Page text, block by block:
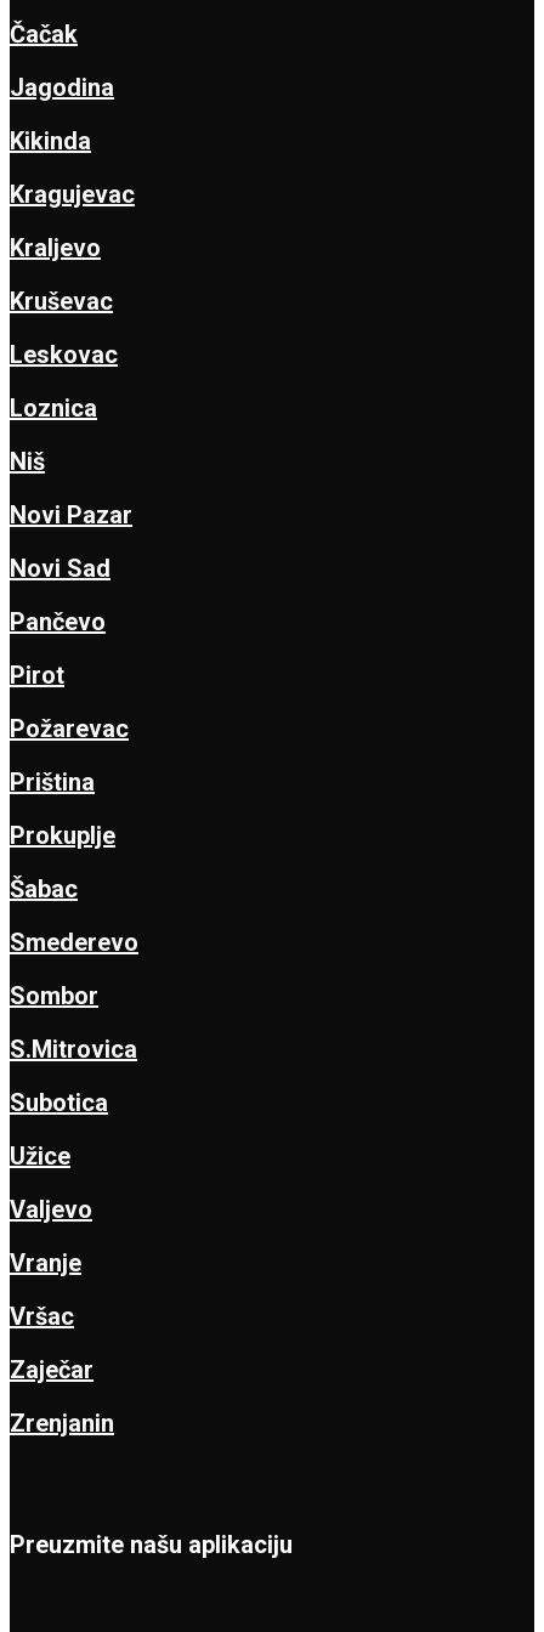
Čačak
Jagodina
Kikinda
Kragujevac
Kraljevo
Kruševac
Leskovac
Loznica
Niš
Novi Pazar
Novi Sad
Pančevo
Pirot
Požarevac
Priština
Prokuplje
Šabac
Smederevo
Sombor
S.Mitrovica
Subotica
Užice
Valjevo
Vranje
Vršac
Zaječar
Zrenjanin
Preuzmite našu aplikaciju